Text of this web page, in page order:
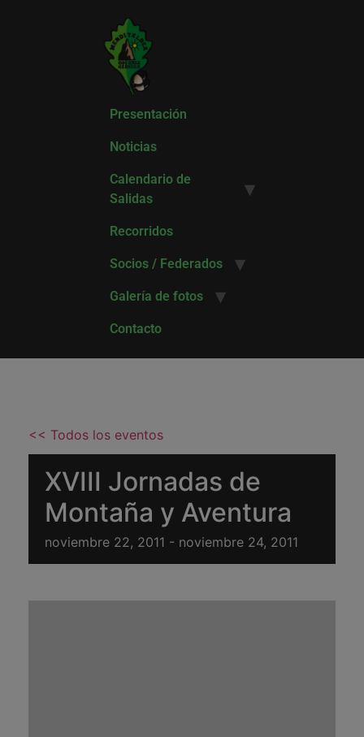
Presentación
Noticias
Calendario de
Salidas
Recorridos
Socios / Federados
Galería de fotos
Contacto
<< Todos los eventos
XVIII Jornadas de
Montaña y Aventura
noviembre 22, 2011 - noviembre 24, 2011